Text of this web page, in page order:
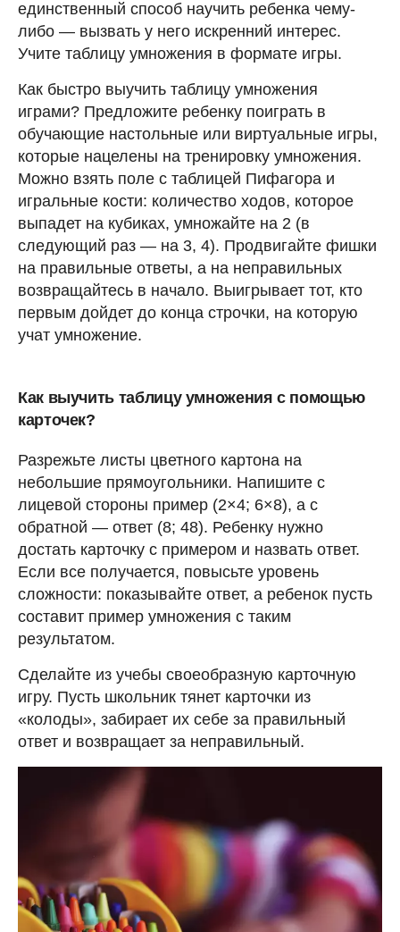
единственный способ научить ребенка чему-
либо — вызвать у него искренний интерес.
Учите таблицу умножения в формате игры.
Как быстро выучить таблицу умножения
играми? Предложите ребенку поиграть в
обучающие настольные или виртуальные игры,
которые нацелены на тренировку умножения.
Можно взять поле с таблицей Пифагора и
игральные кости: количество ходов, которое
выпадет на кубиках, умножайте на 2 (в
следующий раз — на 3, 4). Продвигайте фишки
на правильные ответы, а на неправильных
возвращайтесь в начало. Выигрывает тот, кто
первым дойдет до конца строчки, на которую
учат умножение.
Как выучить таблицу умножения с помощью
карточек?
Разрежьте листы цветного картона на
небольшие прямоугольники. Напишите с
лицевой стороны пример (2×4; 6×8), а с
обратной — ответ (8; 48). Ребенку нужно
достать карточку с примером и назвать ответ.
Если все получается, повысьте уровень
сложности: показывайте ответ, а ребенок пусть
составит пример умножения с таким
результатом.
Сделайте из учебы своеобразную карточную
игру. Пусть школьник тянет карточки из
«колоды», забирает их себе за правильный
ответ и возвращает за неправильный.